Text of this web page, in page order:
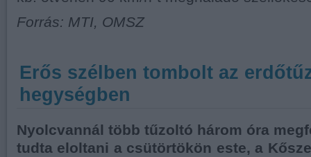
Forrás: MTI, OMSZ
Erős szélben tombolt az
hegységben
Nyolcvannál több tűzoltó három óra
tudta eloltani a csütörtökön este, a